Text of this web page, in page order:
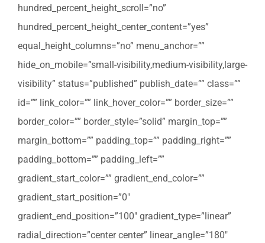
hundred_percent_height_scroll=”no”
hundred_percent_height_center_content=”yes”
equal_height_columns=”no” menu_anchor=””
hide_on_mobile=”small-visibility,medium-visibility,large-
visibility” status=”published” publish_date=”” class=””
id=”” link_color=”” link_hover_color=”” border_size=””
border_color=”” border_style=”solid” margin_top=””
margin_bottom=”” padding_top=”” padding_right=””
padding_bottom=”” padding_left=””
gradient_start_color=”” gradient_end_color=””
gradient_start_position=”0″
gradient_end_position=”100″ gradient_type=”linear”
radial_direction=”center center” linear_angle=”180″